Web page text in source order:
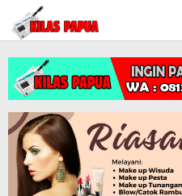
Lewati
konten